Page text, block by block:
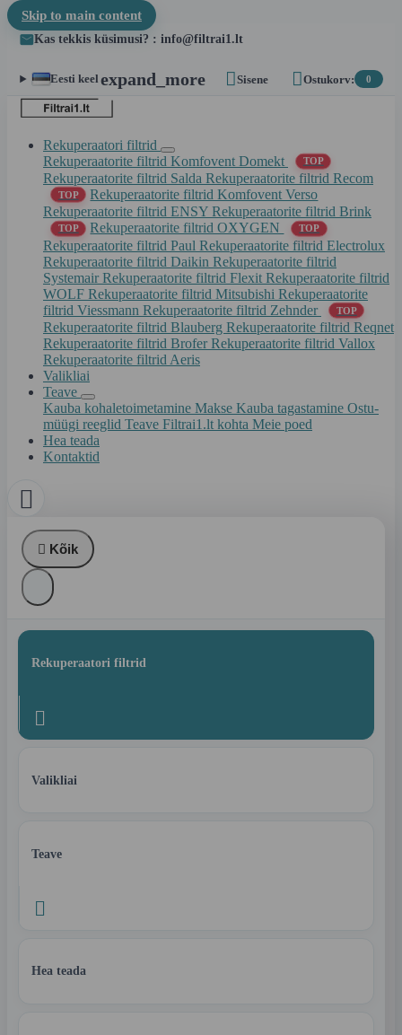
Skip to main content
Kas tekkis küsimusi? : info@filtrai1.lt
Eesti keel expand_more Sisene Ostukorv: 0
Rekuperaatori filtrid
Rekuperaatorite filtrid Komfovent Domekt
TOP
Rekuperaatorite filtrid Salda Rekuperaatorite filtrid Recom
TOP
Rekuperaatorite filtrid Komfovent Verso
Rekuperaatorite filtrid ENSY Rekuperaatorite filtrid Brink
TOP Rekuperaatorite filtrid OXYGEN TOP
Rekuperaatorite filtrid Paul Rekuperaatorite filtrid Electrolux
Rekuperaatorite filtrid Daikin Rekuperaatorite filtrid
Systemair Rekuperaatorite filtrid Flexit Rekuperaatorite filtrid
WOLF Rekuperaatorite filtrid Mitsubishi Rekuperaatorite
filtrid Viessmann Rekuperaatorite filtrid Zehnder TOP
Rekuperaatorite filtrid Blauberg Rekuperaatorite filtrid Reqnet
Rekuperaatorite filtrid Brofer Rekuperaatorite filtrid Vallox
Rekuperaatorite filtrid Aeris
Valikliai
Teave
Kauba kohaletoimetamine Makse Kauba tagastamine Ostu-
müügi reeglid Teave Filtrai1.lt kohta Meie poed
Hea teada
Kontaktid

 Kõik
Rekuperaatori filtrid

Valikliai
Teave

Hea teada